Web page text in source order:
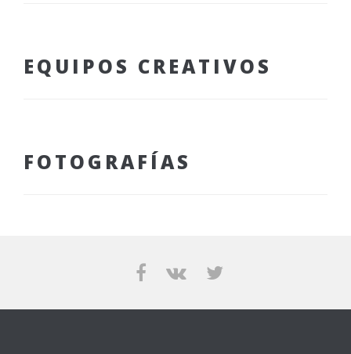
EQUIPOS CREATIVOS
FOTOGRAFÍAS